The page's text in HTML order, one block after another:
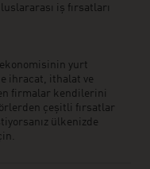
iş fırsatları
yurt
ihracat, ithalat ve
firmalar kendilerini
çeşitli fırsatlar
ülkenizde